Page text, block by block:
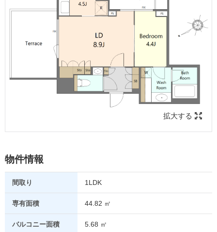
拡大する
物件情報
間取り 1LDK
専有面積 44.82 ㎡
バルコニー面積 5.68 ㎡